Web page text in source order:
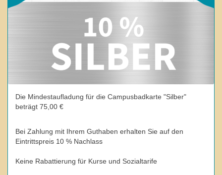
Die Mindestaufladung für die Campusbadkarte "Silber"
beträgt 75,00 €
Bei Zahlung mit Ihrem Guthaben erhalten Sie auf den
Eintrittspreis 10 % Nachlass
Keine Rabattierung für Kurse und Sozialtarife